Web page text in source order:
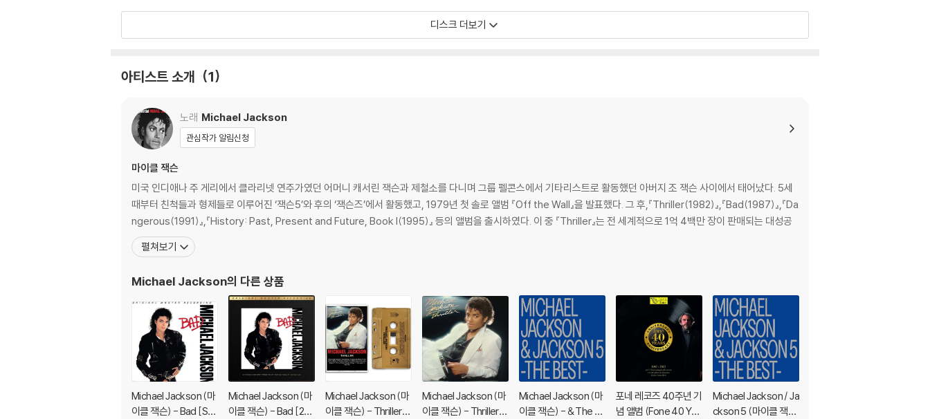
디스크 더보기
아티스트 소개 1
노래 Michael Jackson
관심작가 알림신청
마이클 잭슨
미국 인디애나 주 게리에서 클라리넷 연주가였던 어머니 캐서린 잭슨과 제철소를 다니며 그룹 펠콘스에서 기타리스트로 활동했던 아버지 조 잭슨 사이에서 태어났다. 5세
때부터 친척들과 형제들로 이루어진 ‘잭슨5’와 후의 ‘잭슨즈’에서 활동했고, 1979년 첫 솔로 앨범 『Off the Wall』을 발표했다. 그 후,『Thriller(1982)』,『Bad(1987)』,『Da
ngerous(1991)』,『History: Past, Present and Future, Book I(1995)』 등의 앨범을 출시하였다. 이 중 『Thriller』는 전 세계적으로 1억 4백만 장이 판매되는 대성공
펼쳐보기
Michael Jackson의 다른 상품
Michael Jackson (마
이클 잭슨) - Bad [SA
Michael Jackson (마
이클 잭슨) - Bad [2L
Michael Jackson (마
이클 잭슨) - Thriller
Michael Jackson (마
이클 잭슨) - Thriller
Michael Jackson (마
이클 잭슨) - & The Ja
포네 레코즈 40주년 기
념 앨범 (Fone 40 Yea
Michael Jackson / Ja
ckson 5 (마이클 잭슨